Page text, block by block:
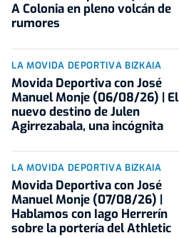
A Colonia en pleno volcán de
rumores
LA MOVIDA DEPORTIVA BIZKAIA
Movida Deportiva con José
Manuel Monje (06/08/26) | El
nuevo destino de Julen
Agirrezabala, una incógnita
LA MOVIDA DEPORTIVA BIZKAIA
Movida Deportiva con José
Manuel Monje (07/08/26) |
Hablamos con Iago Herrerín
sobre la portería del Athletic